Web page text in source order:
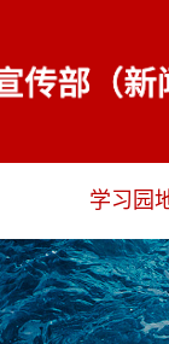
学习园